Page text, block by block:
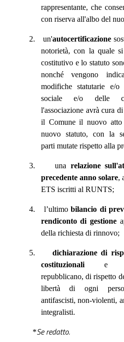
rappresentante, che
con riserva all'albo del
2. un'autocertificazione
notorietà, con la quale
costitutivo e lo statuto
nonché vengono
modifiche statutarie e/o
sociale e/o delle
l'associazione avrà cura
il Comune il nuovo
nuovo statuto, con la
parti mutate rispetto alla
3. una relazione
precedente anno solare,
ETS iscritti al RUNTS;
4. l’ultimobilancio di
rendiconto di gestione
della richiesta di rinnovo;
5.
dichiarazione di
costituzionalie
repubblicano, di rispetto
libertà di ogni
antifascisti, non-violenti,
integralisti.
*Se redatto.